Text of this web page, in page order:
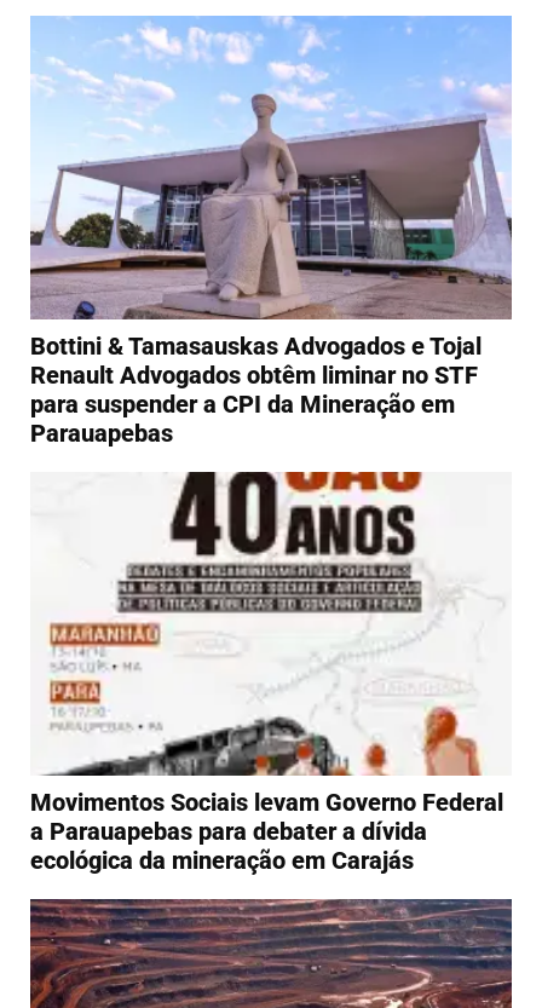
Bottini & Tamasauskas Advogados e Tojal
Renault Advogados obtêm liminar no STF
para suspender a CPI da Mineração em
Parauapebas
Movimentos Sociais levam Governo Federal
a Parauapebas para debater a dívida
ecológica da mineração em Carajás